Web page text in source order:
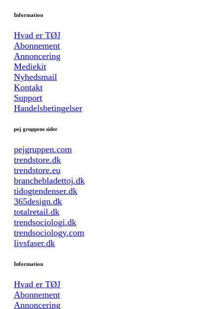
Information
Hvad er TØJ
Abonnement
Annoncering
Mediekit
Nyhedsmail
Kontakt
Support
Handelsbetingelser
pej gruppens sider
pejgruppen.com
trendstore.dk
trendstore.eu
branchebladettoj.dk
tidogtendenser.dk
365design.dk
totalretail.dk
trendsociologi.dk
trendsociology.com
livsfaser.dk
Information
Hvad er TØJ
Abonnement
Annoncering